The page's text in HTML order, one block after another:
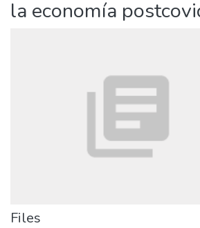
la economía
Files